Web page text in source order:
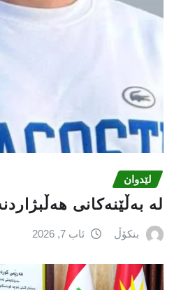
لێدوان
لە بەڵێنەکانی
بنکۆڵ ئاب 7, 2026